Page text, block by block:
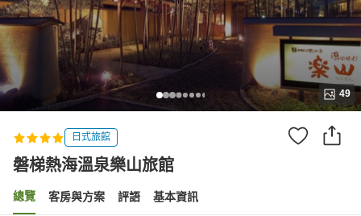
49
日式旅館
磐梯熱海溫泉樂山旅館
總覽 客房與方案 評語 基本資訊